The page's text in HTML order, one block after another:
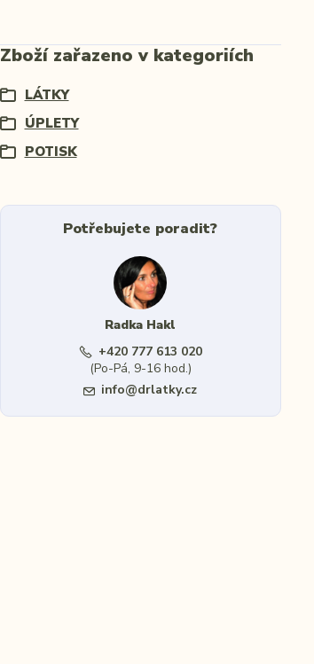
Zboží zařazeno v kategoriích
LÁTKY
ÚPLETY
POTISK
Potřebujete poradit?
Radka Hakl
+420 777 613 020
(Po-Pá, 9-16 hod.)
info@drlatky.cz